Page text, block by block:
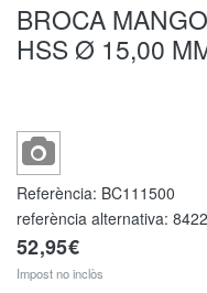
BROCA
HSS Ø 15,00
Referència: BC111500
referència alternativa:
52,95€
Impost no inclòs